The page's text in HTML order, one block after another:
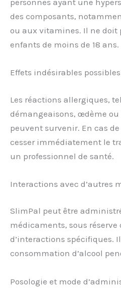
personnes ayant une
des composants,
ou aux vitamines. Il ne doit
enfants de moins de 18 ans.
Effets indésirables possibles
Les réactions allergiques,
démangeaisons, œdème
peuvent survenir. En cas
cesser immédiatement le
un professionnel de santé.
Interactions avec d’autres
SlimPal peut être
médicaments, sous réserve
d’interactions spécifiques.
consommation d’alcool
Posologie et mode